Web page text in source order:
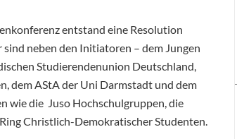
entstand eine Resolution
neben den Initiatoren – dem Jungen
Studierendenunion Deutschland,
dem AStA der Uni Darmstadt und dem
wie die Juso Hochschulgruppen, die
Christlich-Demokratischer Studenten.